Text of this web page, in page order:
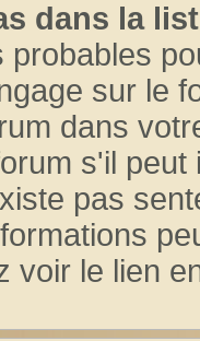
dans la
probables
sur le
dans
s'il
pas
voir le lien